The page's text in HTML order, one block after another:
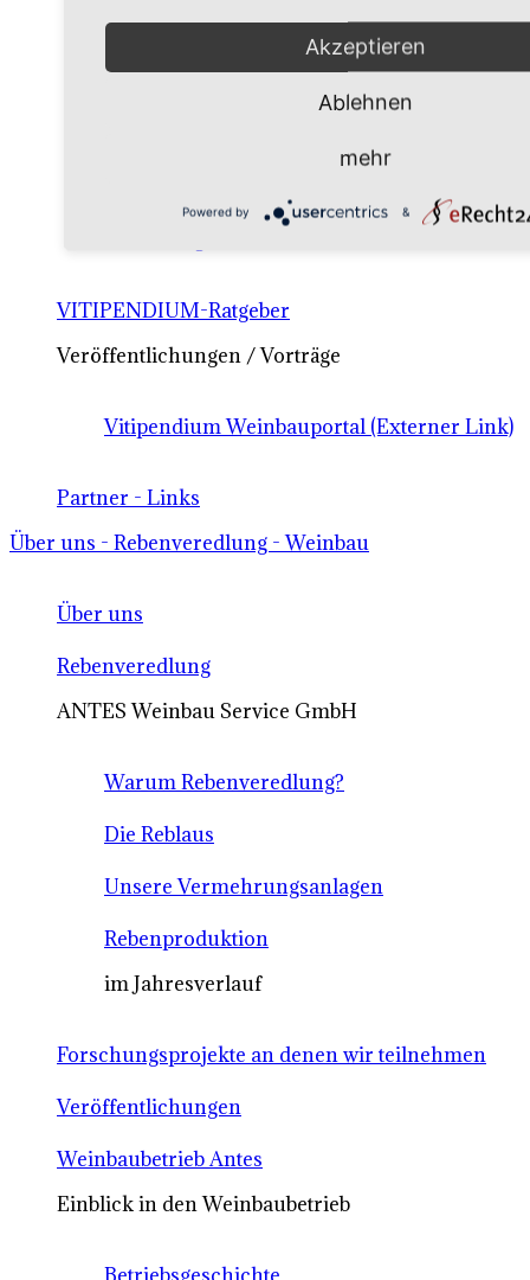
Software - Schlagkartei
Erziehungsformen der Rebe (externer Link)
Der sanfte Rebschnitt (Link zur LVWO
VITIPENDIUM-Ratgeber
Veröffentlichungen / Vorträge
Vitipendium Weinbauportal (Externer Link)
Partner - Links
Über uns - Rebenveredlung - Weinbau
Über uns
Rebenveredlung
ANTES Weinbau Service GmbH
Warum Rebenveredlung?
Die Reblaus
Unsere Vermehrungsanlagen
Rebenproduktion
im Jahresverlauf
Forschungsprojekte an denen wir teilnehmen
Veröffentlichungen
Weinbaubetrieb Antes
Einblick in den Weinbaubetrieb
Akzeptieren
Ablehnen
mehr
Powered by &